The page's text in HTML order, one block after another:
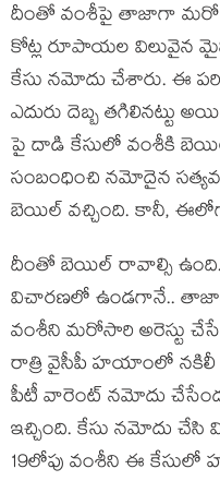
దీంతో వంశీపై తాజాగా మ‌రో
కోట్ల రూపాయ‌ల విలువైన
కేసు న‌మోదు చేశారు. ఈ
ఎదురు దెబ్బ త‌గిలినట్టు
పై దాడి కేసులో వంశీకి
సంబంధించి న‌మోదైన
బెయిల్ వ‌చ్చింది. కానీ,
దీంతో బెయిల్ రావాల్సి ఉంది.
విచార‌ణ‌లో ఉండ‌గానే..
వంశీని మ‌రోసారి అరెస్టు
రాత్రి వైసీపీ హ‌యాంలో నకిలీ
పీటీ వారెంట్ న‌మోదు
ఇచ్చింది. కేసు న‌మోదు
19లోపు వంశీని ఈ కేసులో